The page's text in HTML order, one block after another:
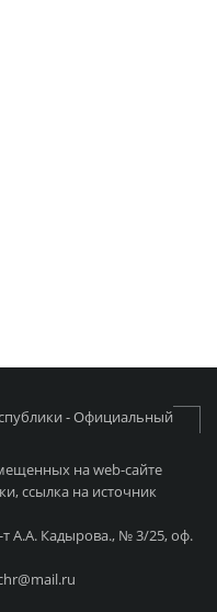
- Официальный
на web-сайте
ссылка на источник
А.А. Кадырова., № 3/25, оф.